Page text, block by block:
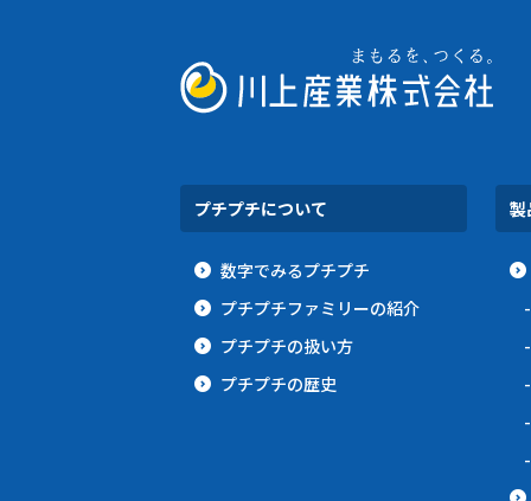
プチプチについて
数字でみるプチプチ
プチプチファミリーの紹介
プチプチの扱い方
プチプチの歴史
製